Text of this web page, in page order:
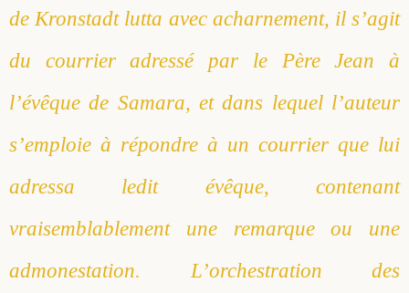
de Kronstadt lutta avec acharnement, il s’agit
du courrier adressé par le Père Jean à
l’évêque de Samara, et dans lequel l’auteur
s’emploie à répondre à un courrier que lui
adressa ledit évêque, contenant
vraisemblablement une remarque ou une
admonestation. L’orchestration des